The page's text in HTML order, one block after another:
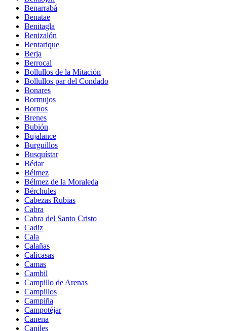
Benarrabá
Benatae
Benitagla
Benizalón
Bentarique
Berja
Berrocal
Bollullos de la Mitación
Bollullos par del Condado
Bonares
Bormujos
Bornos
Brenes
Bubión
Bujalance
Burguillos
Busquístar
Bédar
Bélmez
Bélmez de la Moraleda
Bérchules
Cabezas Rubias
Cabra
Cabra del Santo Cristo
Cadiz
Cala
Calañas
Calicasas
Camas
Cambil
Campillo de Arenas
Campillos
Campiña
Campotéjar
Canena
Caniles